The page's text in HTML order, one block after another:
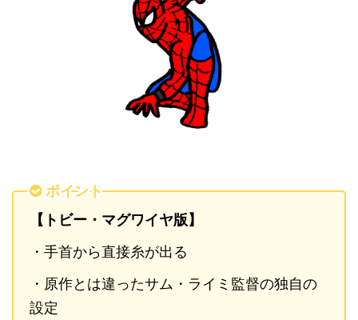
ポイント
【トビー・マグワイヤ版】
・手首から直接糸が出る
・原作とは違ったサム・ライミ監督の独自の
設定